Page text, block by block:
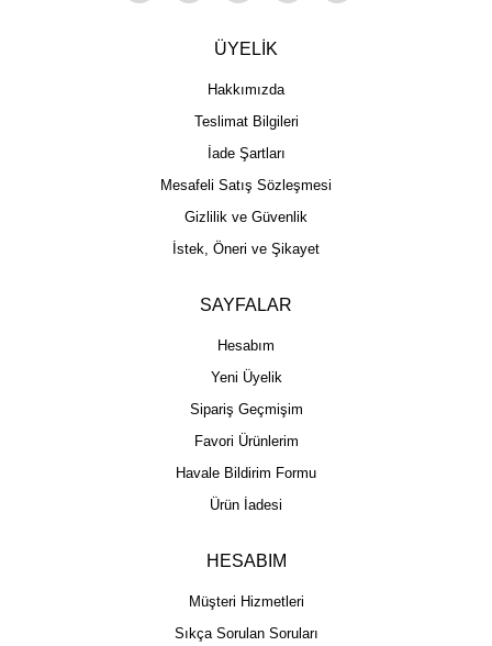
ÜYELİK
Hakkımızda
Teslimat Bilgileri
İade Şartları
Mesafeli Satış Sözleşmesi
Gizlilik ve Güvenlik
İstek, Öneri ve Şikayet
SAYFALAR
Hesabım
Yeni Üyelik
Sipariş Geçmişim
Favori Ürünlerim
Havale Bildirim Formu
Ürün İadesi
HESABIM
Müşteri Hizmetleri
Sıkça Sorulan Soruları